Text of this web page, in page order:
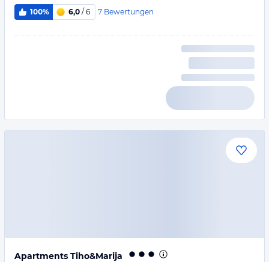
100% 6,0 / 6 7 Bewertungen
Apartments Tiho&Marija